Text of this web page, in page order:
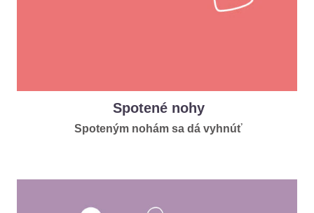
Spotené nohy
Spoteným nohám sa dá vyhnúť